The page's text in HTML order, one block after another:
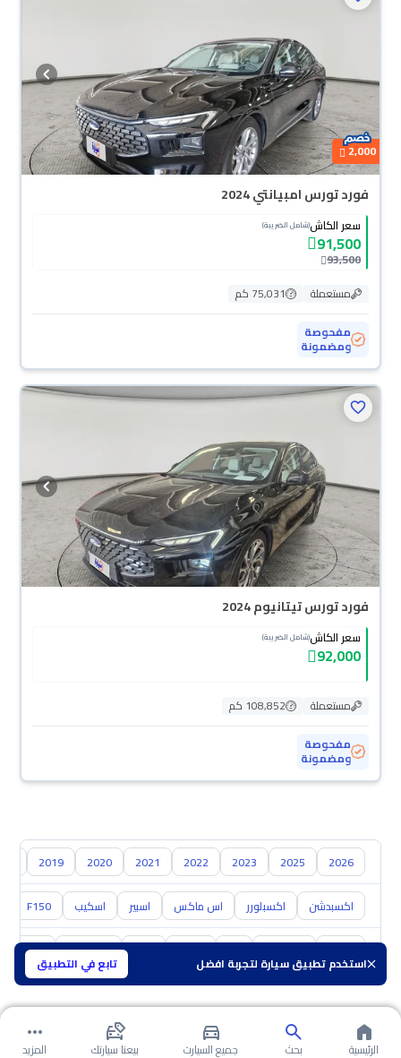
استخدم تطبيق سيارة لتجربة افضل تابع في التطبيق
2,000
فورد تورس امبيانتي 2024
سعر الكاش(شامل الضريبة)
91,500
93,500
مستعملة
75,031 كم
مفحوصة
ومضمونة
محجوزة
فورد تورس تيتانيوم 2024
سعر الكاش(شامل الضريبة)
92,000
مستعملة
108,852 كم
مفحوصة
ومضمونة
2026
2025
2023
2022
2021
2020
2019
اكسبدشن اكسبلورر اس ماكس اسبير اسكيب F150
سوزوكي هافال
الرئيسية بحث جميع السيارت بيعنا سيارتك المزيد